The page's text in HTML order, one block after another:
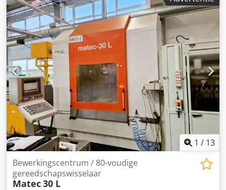
draaibank Scherer VDZ 80 DS -Gereedschapsrevolver: Type
0.5.901.012 voor max. 12 gereedschappen -Servomotor:
Siemens type 1FK7063-2AC74-1SB0 -Individuele
componenten: zie foto's Dcjdpjvyg Eusfx Apwok -
Afmetingen: 560/450/H300 mm -Gewicht: 117 kg
1 / 13
Bewerkingscentrum / 80-voudige
gereedschapswisselaar
Matec30 L